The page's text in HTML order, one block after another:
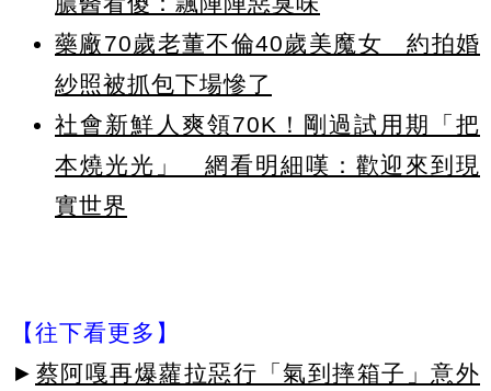
藥廠70歲老董不倫40歲美魔女 約拍婚
紗照被抓包下場慘了
社會新鮮人爽領70K！剛過試用期「把
本燒光光」 網看明細嘆：歡迎來到現
實世界
【往下看更多】
► 蔡阿嘎再爆蘿拉惡行「氣到摔箱子」意外